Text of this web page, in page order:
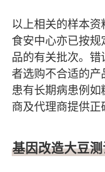
以上相关的样本
食安中心亦已按
品的有关批次。
者选购不合适的
患有长期病患例
商及代理商提供正
基因改造大豆